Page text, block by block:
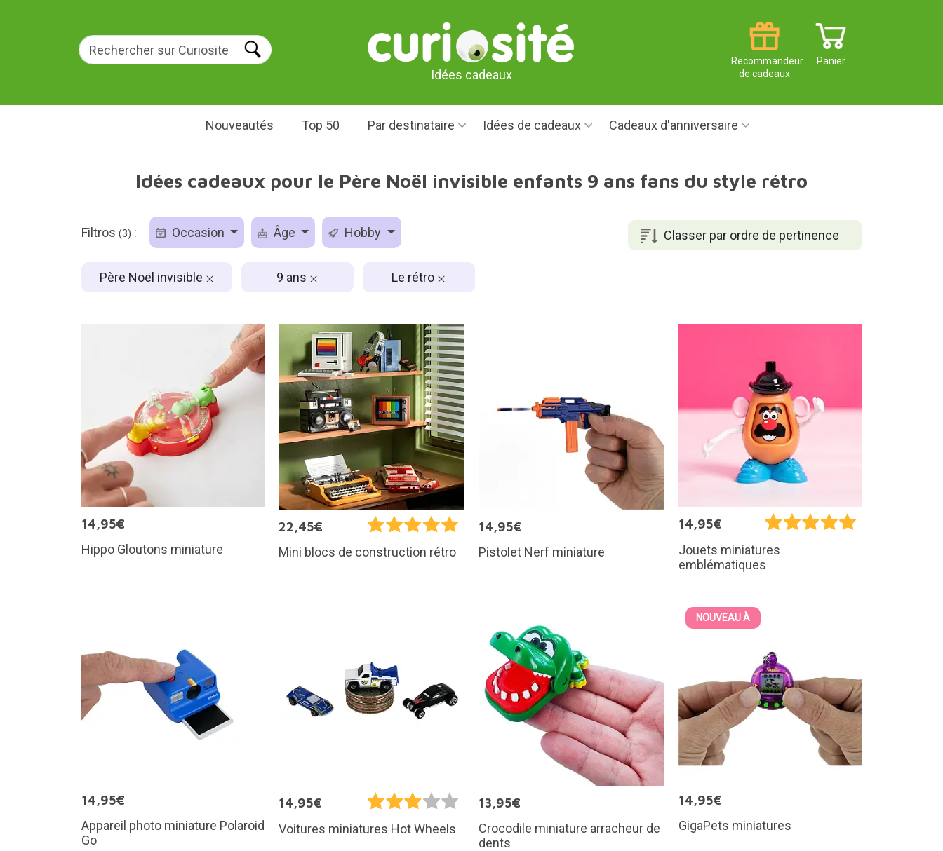
Idées cadeaux
Panier
Recommandeur
de cadeaux
Nouveautés Top 50 Par destinataire Idées de cadeaux Cadeaux d'anniversaire
Idées cadeaux pour le Père Noël invisible enfants 9 ans fans du style rétro
Classer par ordre de pertinence
Filtros (3) : Occasion Âge Hobby
Père Noël invisible 9 ans Le rétro
14,95€
Hippo Gloutons miniature
22,45€
Mini blocs de construction rétro
14,95€
Pistolet Nerf miniature
14,95€
Jouets miniatures
emblématiques
14,95€
Appareil photo miniature Polaroid
Go
14,95€
Voitures miniatures Hot Wheels
13,95€
Crocodile miniature arracheur de
dents
NOUVEAU À
14,95€
GigaPets miniatures